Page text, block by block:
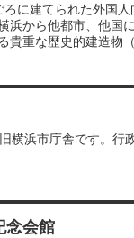
に建てられた外国人
浜から他都市、他国
貴重な歴史的建造物
間兼食堂には家具
元模型が展示されて
ができます。
横浜市庁舎です。行
念会館